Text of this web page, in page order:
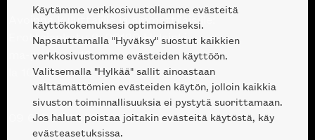
Avoinna kuluttajille ja ammattilaisille:
Erottajankatu 2, 00120 Helsinki
ma-pe 10 — 18
la 10-17
09 612 9440 |sales@skanno.fi
Käytämme verkkosivustollamme evästeitä
käyttökokemuksesi optimoimiseksi.
Napsauttamalla "Hyväksy" suostut kaikkien
verkkosivustomme evästeiden käyttöön.
Valitsemalla "Hylkää" sallit ainoastaan
välttämättömien evästeiden käytön, jolloin kaikkia
sivuston toiminnallisuuksia ei pystytä suorittamaan.
Jos haluat poistaa joitakin evästeitä käytöstä, käy
evästeasetuksissa.